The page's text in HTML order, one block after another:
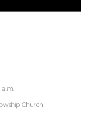
a.m.
Church